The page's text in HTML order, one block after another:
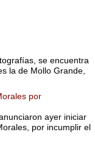
se encuentra
la de Mollo Grande,
por
ayer iniciar
por incumplir el